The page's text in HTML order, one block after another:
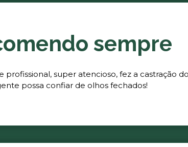
sempre
profissional, super atencioso, fez a
possa confiar de olhos fechados!